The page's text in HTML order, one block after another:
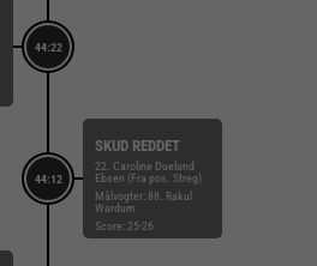
44:22
44:12
SKUD REDDET
22. Caroline Duelund
Ebsen (Fra pos. Streg)
Målvogter: 88. Rakul
Wardum
Score: 25-26